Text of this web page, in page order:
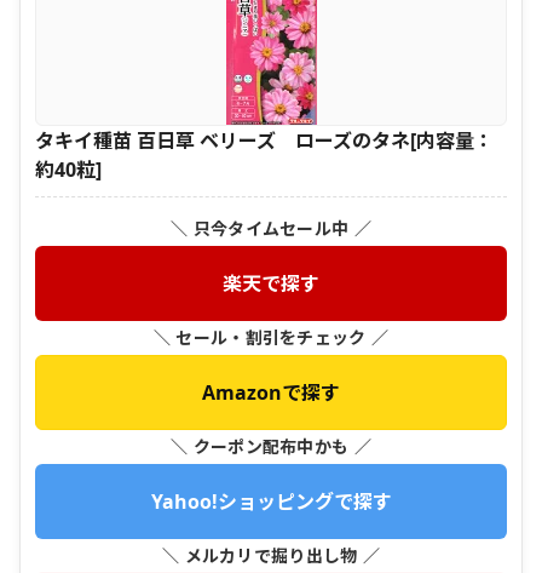
タキイ種苗 百日草 ベリーズ ローズのタネ[内容量：
約40粒]
＼ 只今タイムセール中 ／
楽天で探す
＼ セール・割引をチェック ／
Amazonで探す
＼ クーポン配布中かも ／
Yahoo!ショッピングで探す
＼ メルカリで掘り出し物 ／